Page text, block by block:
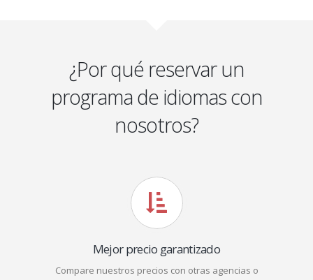
¿Por qué reservar un
programa de idiomas con
nosotros?
Mejor precio garantizado
Compare nuestros precios con otras agencias o